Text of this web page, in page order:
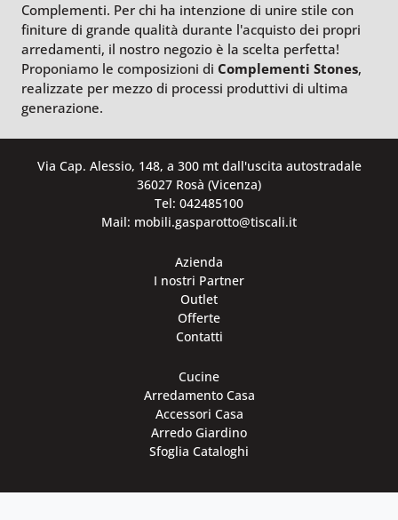
Complementi. Per chi ha intenzione di unire stile con
finiture di grande qualità durante l'acquisto dei propri
arredamenti, il nostro negozio è la scelta perfetta!
Proponiamo le composizioni di Complementi Stones,
realizzate per mezzo di processi produttivi di ultima
generazione.
Via Cap. Alessio, 148, a 300 mt dall'uscita autostradale
36027 Rosà (Vicenza)
Tel: 042485100
Mail: mobili.gasparotto@tiscali.it
Azienda
I nostri Partner
Outlet
Offerte
Contatti
Cucine
Arredamento Casa
Accessori Casa
Arredo Giardino
Sfoglia Cataloghi